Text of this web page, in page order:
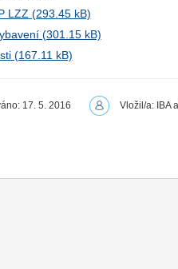
LZZ
17. 5. 2016 Vložil/a: IBA